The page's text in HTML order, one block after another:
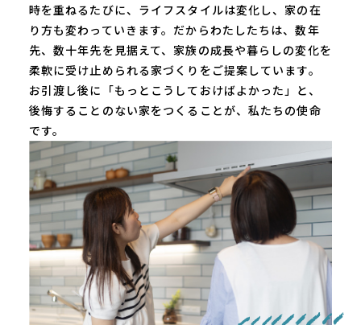
時を重ねるたびに、ライフスタイルは変化し、家の在
り⽅も変わっていきます。だからわたしたちは、数年
先、数⼗年先を⾒据えて、家族の成⻑や暮らしの変化を
柔軟に受け⽌められる家づくりをご提案しています。
お引渡し後に「もっとこうしておけばよかった」と、
後悔することのない家をつくることが、私たちの使命
です。